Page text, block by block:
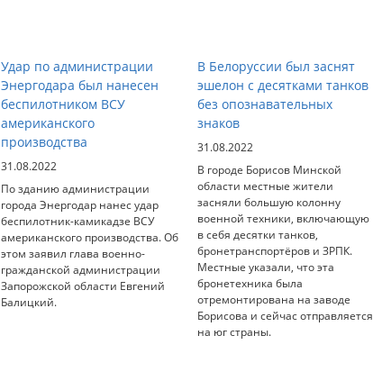
Удар по администрации
Энергодара был нанесен
беспилотником ВСУ
американского
производства
31.08.2022
По зданию администрации
города Энергодар нанес удар
беспилотник-камикадзе ВСУ
американского производства. Об
этом заявил глава военно-
гражданской администрации
Запорожской области Евгений
Балицкий.
В Белоруссии был заснят
эшелон с десятками танков
без опознавательных
знаков
31.08.2022
В городе Борисов Минской
области местные жители
засняли большую колонну
военной техники, включающую
в себя десятки танков,
бронетранспортёров и ЗРПК.
Местные указали, что эта
бронетехника была
отремонтирована на заводе
Борисова и сейчас отправляется
на юг страны.